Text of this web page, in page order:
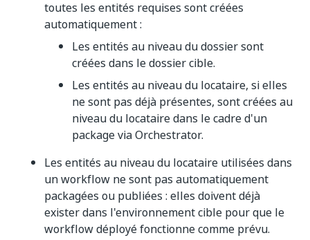
toutes les entités requises sont créées
automatiquement :
Les entités au niveau du dossier sont
créées dans le dossier cible.
Les entités au niveau du locataire, si elles
ne sont pas déjà présentes, sont créées au
niveau du locataire dans le cadre d'un
package via Orchestrator.
Les entités au niveau du locataire utilisées dans
un workflow ne sont pas automatiquement
packagées ou publiées : elles doivent déjà
exister dans l'environnement cible pour que le
workflow déployé fonctionne comme prévu.